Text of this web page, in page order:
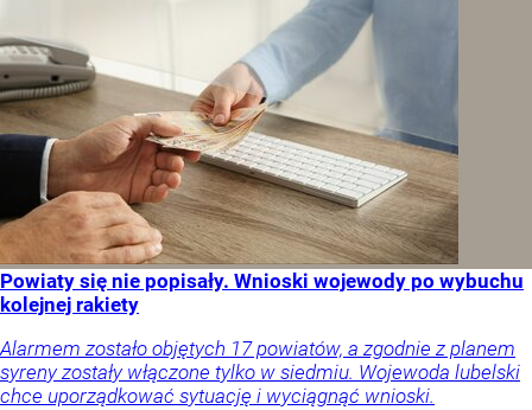
Powiaty się nie popisały. Wnioski wojewody po wybuchu
kolejnej rakiety
Alarmem zostało objętych 17 powiatów, a zgodnie z planem
syreny zostały włączone tylko w siedmiu. Wojewoda lubelski
chce uporządkować sytuację i wyciągnąć wnioski.